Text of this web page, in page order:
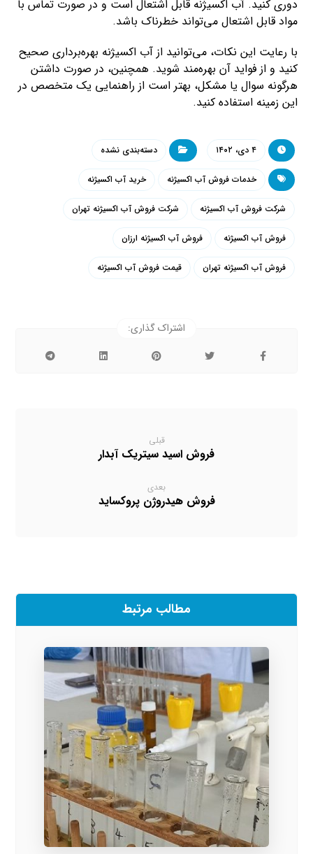
دوری کنید. آب اکسیژنه قابل اشتعال است و در صورت تماس با
مواد قابل اشتعال می‌تواند خطرناک باشد.
با رعایت این نکات، می‌توانید از آب اکسیژنه بهره‌برداری صحیح
کنید و از فواید آن بهره‌مند شوید. همچنین، در صورت داشتن
هرگونه سوال یا مشکل، بهتر است از راهنمایی یک متخصص در
این زمینه استفاده کنید.
۴ دی، ۱۴۰۲ دسته‌بندی نشده
خدمات فروش آب اکسیژنه خرید آب اکسیژنه
شرکت فروش آب اکسیژنه شرکت فروش آب اکسیژنه تهران
فروش آب اکسیژنه فروش آب اکسیژنه ارزان
فروش آب اکسیژنه تهران قیمت فروش آب اکسیژنه
قبلی
فروش اسید سیتریک آبدار
بعدی
فروش هیدروژن پروکساید
مطالب مرتبط